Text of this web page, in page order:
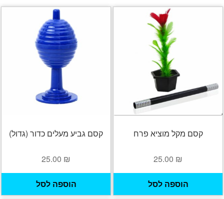
קסם מקל מוציא פרח
25.00 ₪
הוספה לסל
קסם גביע מעלים כדור (גדול)
25.00 ₪
הוספה לסל